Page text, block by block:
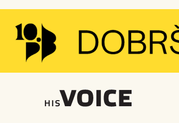
Přeskočit
obsah